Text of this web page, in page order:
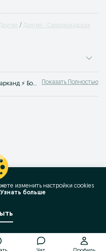
Другие - Самаркандская
Купить другие виды спецтехники Самарканд ⚡️ Большой выбор спецтехники новой или б/у ☝ Лучшие цены на ➠ OLX.uz! Показать Полностью
изменить настройки cookies
Узнать больше